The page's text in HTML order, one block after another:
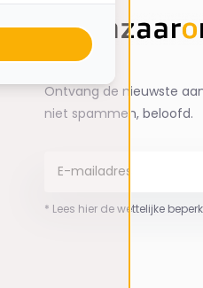
Ontvang de nieuwste
niet spammen, beloofd.
* Lees hier de wettelijke